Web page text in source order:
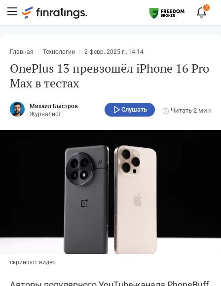
1
Главная Технологии 2 февр. 2025 г., 14:14
OnePlus 13 превзошёл iPhone 16 Pro
Max в тестах
Михаил Быстров
Журналист
Слушать Читать 2 мин
скриншот видео